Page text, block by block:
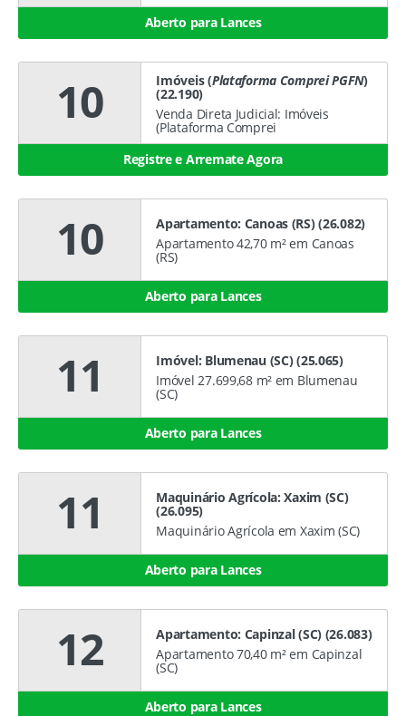
Aberto para Lances
10 Imóveis (Plataforma Comprei PGFN)
(22.190)
Venda Direta Judicial: Imóveis
(Plataforma Comprei
Registre e Arremate Agora
10
Apartamento: Canoas (RS) (26.082)
Apartamento 42,70 m² em Canoas
(RS)
Aberto para Lances
11
Imóvel: Blumenau (SC) (25.065)
Imóvel 27.699,68 m² em Blumenau
(SC)
Aberto para Lances
11 Maquinário Agrícola: Xaxim (SC)
(26.095)
Maquinário Agrícola em Xaxim (SC)
Aberto para Lances
12
Apartamento: Capinzal (SC) (26.083)
Apartamento 70,40 m² em Capinzal
(SC)
Aberto para Lances